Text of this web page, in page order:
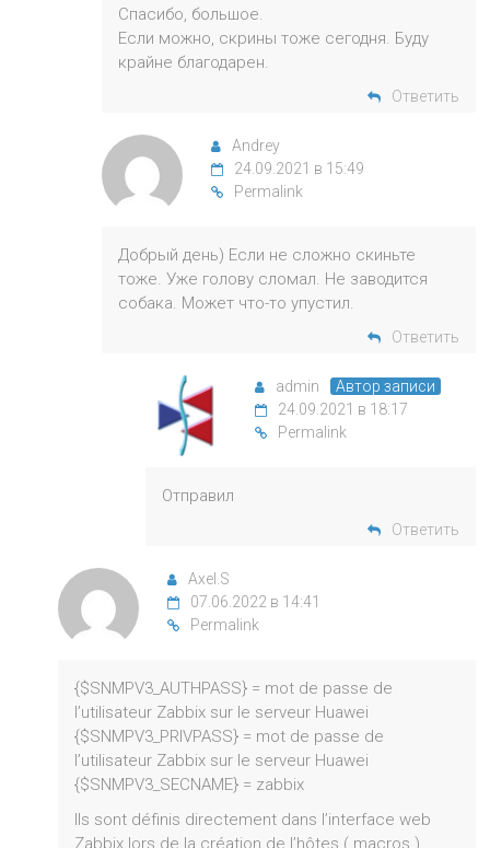
Спасибо, большое.
Если можно, скрины тоже сегодня. Буду
крайне благодарен.
Ответить
Andrey
24.09.2021 в 15:49
Permalink
Добрый день) Если не сложно скиньте
тоже. Уже голову сломал. Не заводится
собака. Может что-то упустил.
Ответить
admin
Автор записи
24.09.2021 в 18:17
Permalink
Отправил
Ответить
Axel.S
07.06.2022 в 14:41
Permalink
{$SNMPV3_AUTHPASS} = mot de passe de
l’utilisateur Zabbix sur le serveur Huawei
{$SNMPV3_PRIVPASS} = mot de passe de
l’utilisateur Zabbix sur le serveur Huawei
{$SNMPV3_SECNAME} = zabbix
Ils sont définis directement dans l’interface web
Zabbix lors de la création de l’hôtes ( macros ) .